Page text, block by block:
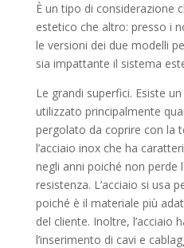
È un tipo di considerazione
estetico che altro: presso i
le versioni dei due modelli
sia impattante il sistema
Le grandi superfici. Esiste
utilizzato principalmente
pergolato da coprire con la
l’acciaio inox che ha
negli anni poiché non perde
resistenza. L’acciaio si usa
poiché è il materiale più
del cliente. Inoltre, l’acciaio
l’inserimento di cavi e